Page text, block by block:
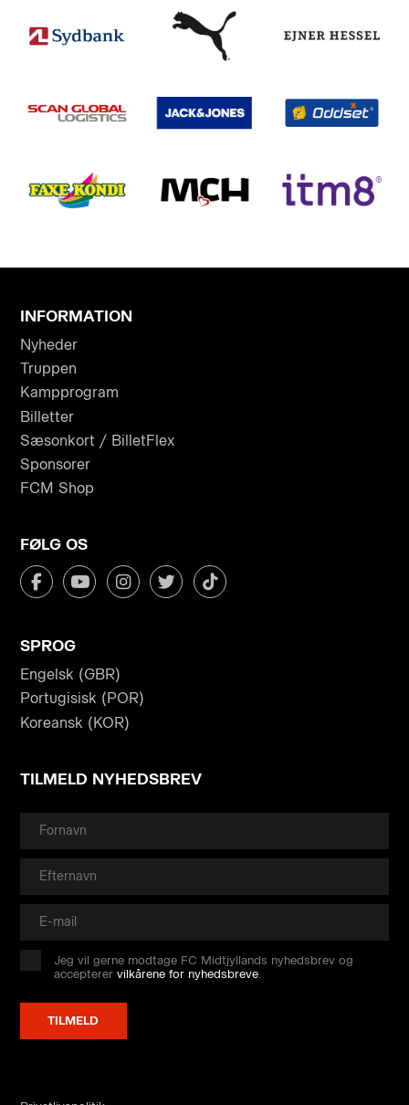
INFORMATION
Nyheder
Truppen
Kampprogram
Billetter
Sæsonkort / BilletFlex
Sponsorer
FCM Shop
FØLG OS
SPROG
Engelsk (GBR)
Portugisisk (POR)
Koreansk (KOR)
TILMELD NYHEDSBREV
Jeg vil gerne modtage FC Midtjyllands nyhedsbrev og
accepterervilkårene for nyhedsbreve.